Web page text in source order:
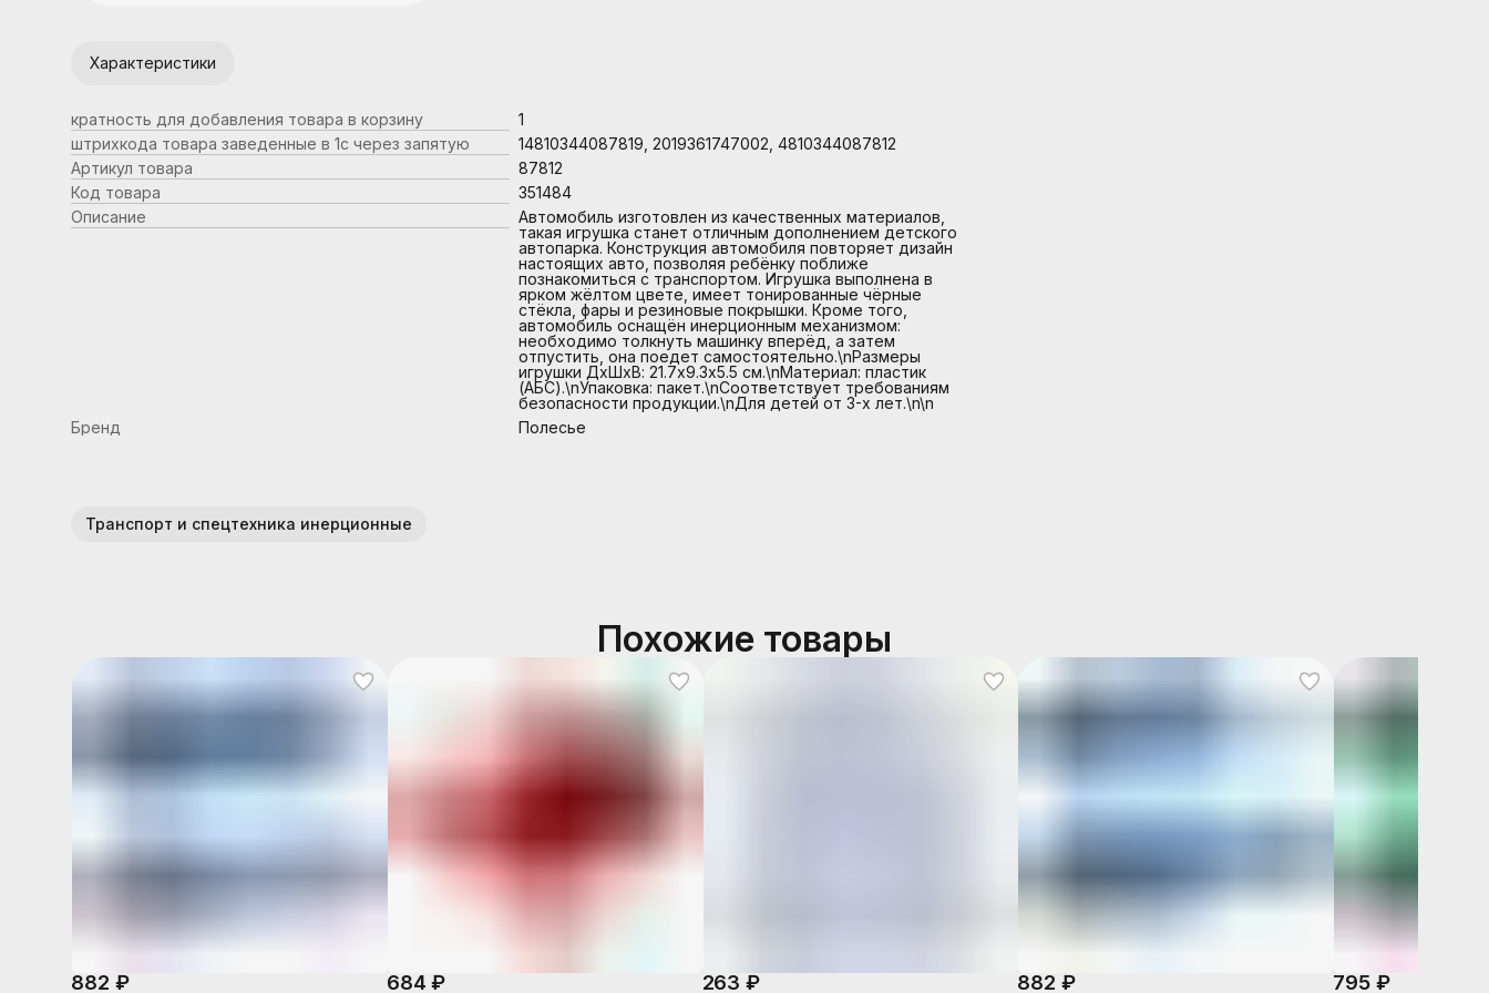
Характеристики
кратность для добавления товара в корзину
1
штрихкода товара заведенные в 1с через запятую
14810344087819, 2019361747002, 4810344087812
Артикул товара
87812
Код товара
351484
Описание
Автомобиль изготовлен из качественных материалов,
такая игрушка станет отличным дополнением детского
автопарка. Конструкция автомобиля повторяет дизайн
настоящих авто, позволяя ребёнку поближе
познакомиться с транспортом. Игрушка выполнена в
ярком жёлтом цвете, имеет тонированные чёрные
стёкла, фары и резиновые покрышки. Кроме того,
автомобиль оснащён инерционным механизмом:
необходимо толкнуть машинку вперёд, а затем
отпустить, она поедет самостоятельно.\nРазмеры
игрушки ДхШхВ: 21.7х9.3х5.5 см.\nМатериал: пластик
(АБС).\nУпаковка: пакет.\nСоответствует требованиям
безопасности продукции.\nДля детей от 3-х лет.\n\n
Бренд
Полесье
Транспорт и спецтехника инерционные
Похожие товары
882 ₽ 684 ₽ 263 ₽ 882 ₽ 795 ₽